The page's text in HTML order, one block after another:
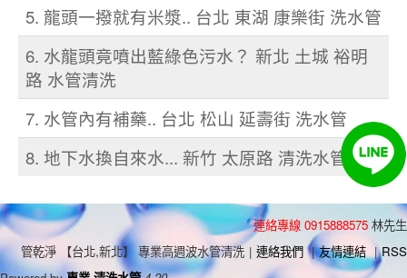
5. 龍頭一撥就有米漿.. 台北 東湖 康樂街 洗水管
6. 水龍頭竟噴出藍綠色污水？ 新北 土城 裕明
路 水管清洗
7. 水管內有補藥.. 台北 松山 延壽街 洗水管
8. 地下水換自來水... 新竹 太原路 清洗水管
連絡專線 0915888575 林先生
管乾淨 【台北,新北】 專業高週波水管清洗 | 連絡我們 | 友情連結 | RSS